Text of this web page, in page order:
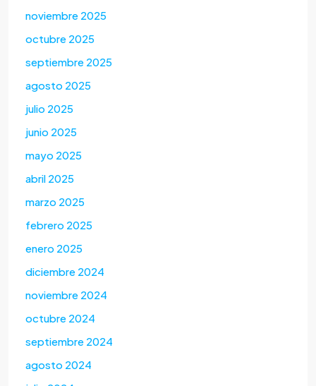
noviembre 2025
octubre 2025
septiembre 2025
agosto 2025
julio 2025
junio 2025
mayo 2025
abril 2025
marzo 2025
febrero 2025
enero 2025
diciembre 2024
noviembre 2024
octubre 2024
septiembre 2024
agosto 2024